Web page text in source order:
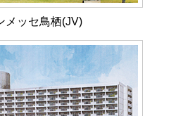
メッセ鳥栖(JV)